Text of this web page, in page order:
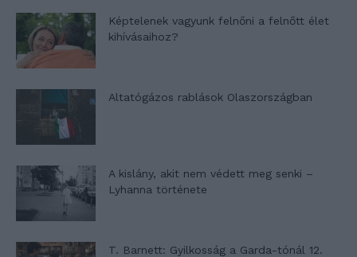
Képtelenek vagyunk felnőni a felnőtt élet
kihívásaihoz?
Altatógázos rablások Olaszországban
A kislány, akit nem védett meg senki –
Lyhanna története
T. Barnett: Gyilkosság a Garda-tónál 12.